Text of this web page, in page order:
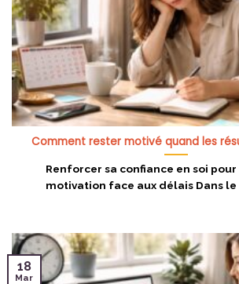
Comment rester motivé quand les
Renforcer sa confiance en soi
motivation face aux délais Dans le
18
Mar